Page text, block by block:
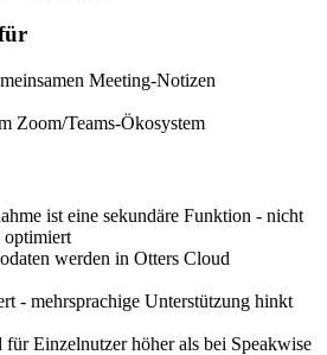
Meeting-Notizen
Zoom/Teams-Ökosystem
ist eine sekundäre Funktion - nicht
werden in Otters Cloud
- mehrsprachige Unterstützung hinkt
für Einzelnutzer höher als bei Speakwise